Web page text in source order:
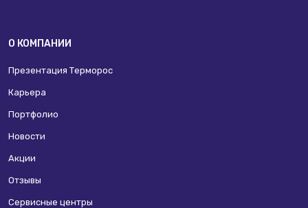
О КОМПАНИИ
Презентация Терморос
Карьера
Портфолио
Новости
Акции
Отзывы
Сервисные центры